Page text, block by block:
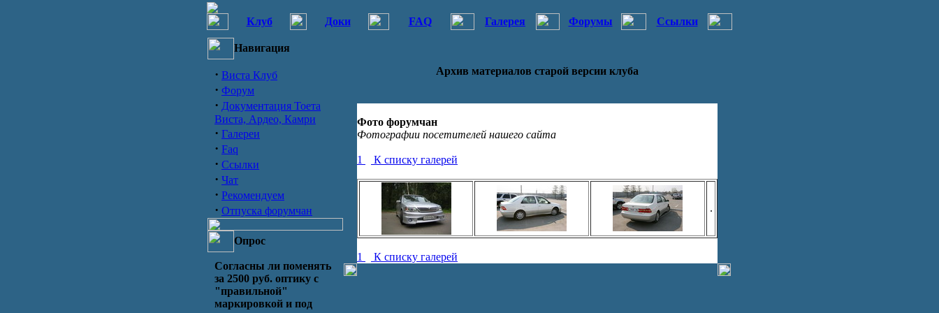
Клуб Доки FAQ Галерея Форумы Ссылки
Навигация
· Виста Клуб
· Форум
· Документация Тоета
Виста, Ардео, Камри
· Галереи
· Faq
· Ссылки
· Чат
· Рекомендуем
· Отпуска форумчан
Опрос
Согласны ли поменять
за 2500 руб. оптику с
"правильной"
маркировкой и под
Архив материалов старой версии клуба
Фото форумчан
Фотографии посетителей нашего сайта
1 К списку галерей
.
1 К списку галерей